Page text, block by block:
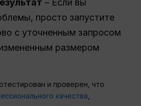
– Если вы
просто запустите
с уточненным запросом
размером
и проверен, что
качества,